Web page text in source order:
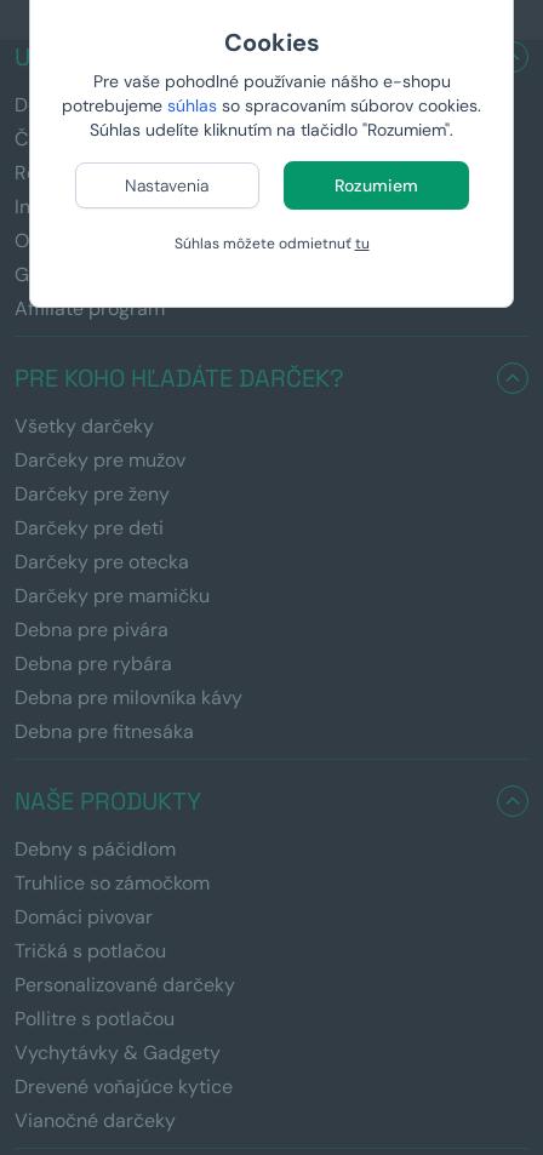
Cookies
Pre vaše pohodlné používanie nášho e-shopu
potrebujeme súhlas so spracovaním súborov cookies.
Súhlas udelíte kliknutím na tlačidlo "Rozumiem".
Nastavenia Rozumiem
Súhlas môžete odmietnuťtu
UŽITOČNÉ ODKAZY
Doručenie a platba
Časté otázky (FAQ)
Reklamácia a vrátenie tovaru
Informácie k darčekom
Obchodné podmienky
GDPR
Affiliate program
PRE KOHO HĽADÁTE DARČEK?
Všetky darčeky
Darčeky pre mužov
Darčeky pre ženy
Darčeky pre deti
Darčeky pre otecka
Darčeky pre mamičku
Debna pre pivára
Debna pre rybára
Debna pre milovníka kávy
Debna pre fitnesáka
NAŠE PRODUKTY
Debny s páčidlom
Truhlice so zámočkom
Domáci pivovar
Tričká s potlačou
Personalizované darčeky
Pollitre s potlačou
Vychytávky & Gadgety
Drevené voňajúce kytice
Vianočné darčeky